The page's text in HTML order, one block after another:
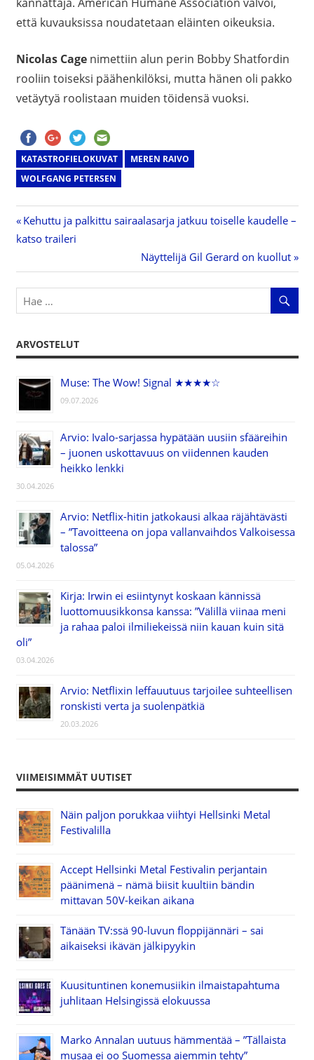
että kuvauksissa noudatetaan eläinten oikeuksia.
Nicolas Cagenimettiin alun perin Bobby Shatfordin
rooliin toiseksi päähenkilöksi, mutta hänen oli pakko
vetäytyä roolistaan muiden töidensä vuoksi.
KATASTROFIELOKUVAT
MEREN RAIVO
WOLFGANG PETERSEN
Artikkelien
selaus
Previous
Post:
Kehuttu ja palkittu sairaalasarja jatkuu toiselle kaudelle –
katso traileri
Next
Post:
Näyttelijä Gil Gerard on kuollut
ARVOSTELUT
Muse: The Wow! Signal ★★★★☆
09.07.2026
Arvio: Ivalo-sarjassa hypätään uusiin sfääreihin
– juonen uskottavuus on viidennen kauden
heikko lenkki
30.04.2026
Arvio: Netflix-hitin jatkokausi alkaa räjähtävästi
– ”Tavoitteena on jopa vallanvaihdos Valkoisessa
talossa”
05.04.2026
Kirja: Irwin ei esiintynyt koskaan kännissä
luottomuusikkonsa kanssa: ”Välillä viinaa meni
ja rahaa paloi ilmiliekeissä niin kauan kuin sitä
oli”
03.04.2026
Arvio: Netflixin leffauutuus tarjoilee suhteellisen
ronskisti verta ja suolenpätkiä
20.03.2026
VIIMEISIMMÄT UUTISET
Näin paljon porukkaa viihtyi Hellsinki Metal
Festivalilla
Accept Hellsinki Metal Festivalin perjantain
päänimenä – nämä biisit kuultiin bändin
mittavan 50V-keikan aikana
Tänään TV:ssä 90-luvun floppijännäri – sai
aikaiseksi ikävän jälkipyykin
Kuusituntinen konemusiikin ilmaistapahtuma
juhlitaan Helsingissä elokuussa
Marko Annalan uutuus hämmentää – ”Tällaista
musaa ei oo Suomessa aiemmin tehty”